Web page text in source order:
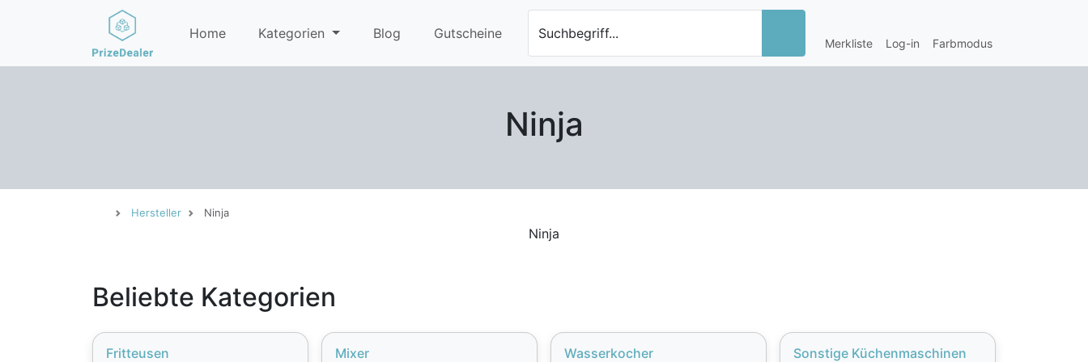
Merkliste Log-in Farbmodus
Home Kategorien Blog Gutscheine Suchbegriff...
Ninja
Hersteller Ninja
Ninja
Beliebte Kategorien
Fritteusen Mixer Wasserkocher Sonstige Küchenmaschinen